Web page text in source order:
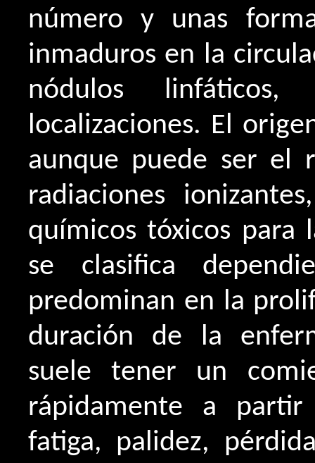
número y unas
inmaduros en la
nódulos
localizaciones. El
aunque puede ser el
radiaciones
químicos tóxicos para
se clasifica
predominan en la
duración de la
suele tener un
rápidamente a
fatiga, palidez,